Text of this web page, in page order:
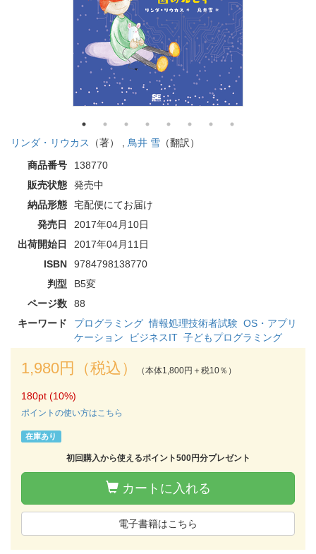
リンダ・リウカス （著） , 鳥井 雪 （翻訳）
商品番号
138770
販売状態
発売中
納品形態
宅配便にてお届け
発売日
2017年04月10日
出荷開始日
2017年04月11日
ISBN
9784798138770
判型
B5変
ページ数
88
キーワード
プログラミング 情報処理技術者試験 OS・アプリ
ケーション
ビジネスIT 子どもプログラミング
1,980円（税込） （本体1,800円＋税10％）
180pt (10%)
ポイントの使い方はこちら
在庫あり
初回購入から使えるポイント500円分プレゼント
カートに入れる
電子書籍はこちら